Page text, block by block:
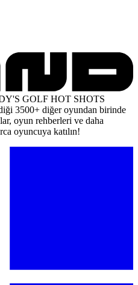
GOLF HOT SHOTS
3500+ diğer oyundan birinde
oyun rehberleri ve daha
oyuncuya katılın!